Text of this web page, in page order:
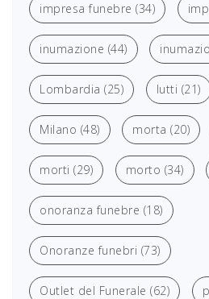
impresa funebre (34)
inumazione (44)
Lombardia (25) lutti (21)
Milano (48) morta (20)
morti (29) morto (34)
onoranza funebre (18)
Onoranze funebri (73)
Outlet del Funerale (62)